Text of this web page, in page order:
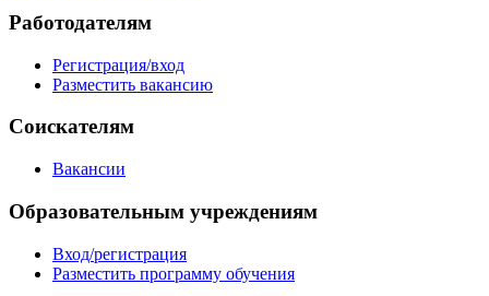
Работодателям
Регистрация/вход
Разместить вакансию
Соискателям
Вакансии
Образовательным учреждениям
Вход/регистрация
Разместить программу обучения